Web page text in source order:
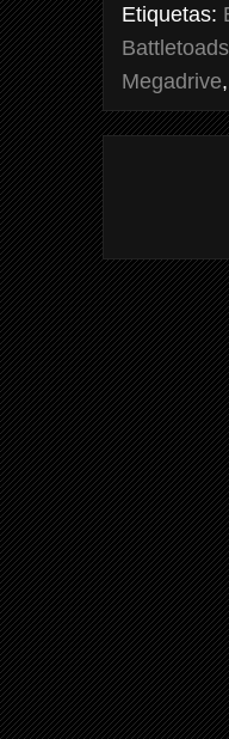
Etiquetas:
Megadrive,